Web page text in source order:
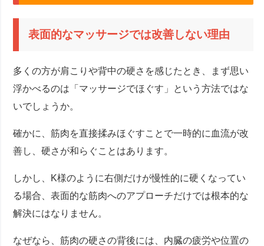
表面的なマッサージでは改善しない理由
多くの方が肩こりや背中の硬さを感じたとき、まず思い
浮かべるのは「マッサージでほぐす」という方法ではな
いでしょうか。
確かに、筋肉を直接揉みほぐすことで一時的に血流が改
善し、硬さが和らぐことはあります。
しかし、K様のように右側だけが慢性的に硬くなってい
る場合、表面的な筋肉へのアプローチだけでは根本的な
解決にはなりません。
なぜなら、筋肉の硬さの背後には、内臓の疲労や位置の